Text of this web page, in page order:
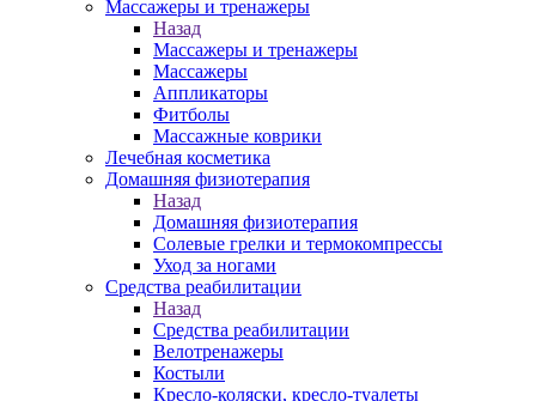
Массажеры и тренажеры
Назад
Массажеры и тренажеры
Массажеры
Аппликаторы
Фитболы
Массажные коврики
Лечебная косметика
Домашняя физиотерапия
Назад
Домашняя физиотерапия
Солевые грелки и термокомпрессы
Уход за ногами
Средства реабилитации
Назад
Средства реабилитации
Велотренажеры
Костыли
Кресло-коляски, кресло-туалеты